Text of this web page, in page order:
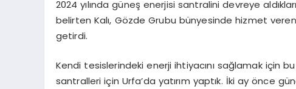
2024 yılında güneş enerjisi santralini devreye
belirten Kalı, Gözde Grubu bünyesinde hizmet veren
getirdi.
Kendi tesislerindeki enerji ihtiyacını sağlamak için bu
santralleri için Urfa’da yatırım yaptık. İki ay önce